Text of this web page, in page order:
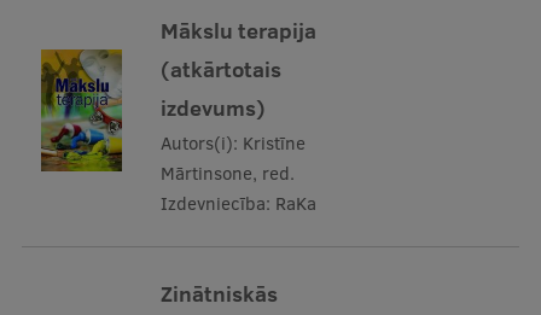
Performance Data 2025
Souvenirs and books
Lifelong Learning
Ethics and Equity Training
Mākslu terapija
(atkārtotais
izdevums)
Autors(i): Kristīne
Mārtinsone, red.
Izdevniecība: RaKa
Zinātniskās